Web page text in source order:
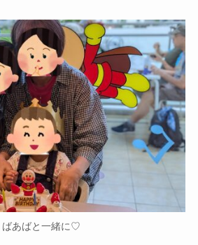
ばあばと一緒に♡